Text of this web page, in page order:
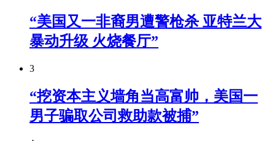
“美国又一非裔男遭警枪杀 亚特兰大
暴动升级 火烧餐厅”
3
“挖资本主义墙角当高富帅，美国一
男子骗取公司救助款被捕”